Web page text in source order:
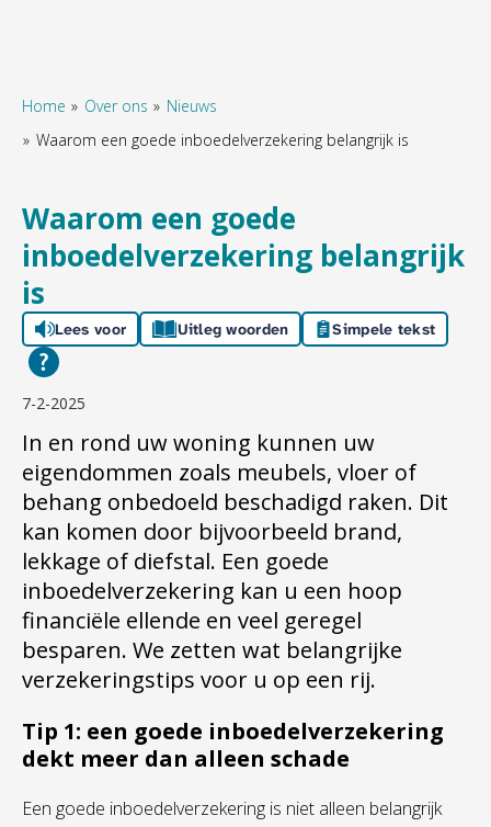
Home Over ons
Nieuws
Waarom een goede inboedelverzekering belangrijk is
Waarom een goede
inboedelverzekering belangrijk
is
Lees voor Uitleg woorden Simpele tekst
7-2-2025
In en rond uw woning kunnen uw
eigendommen zoals meubels, vloer of
behang onbedoeld beschadigd raken. Dit
kan komen door bijvoorbeeld brand,
lekkage of diefstal. Een goede
inboedelverzekering kan u een hoop
financiële ellende en veel geregel
besparen. We zetten wat belangrijke
verzekeringstips voor u op een rij.
Tip 1: een goede inboedelverzekering
dekt meer dan alleen schade
Een goede inboedelverzekering is niet alleen belangrijk